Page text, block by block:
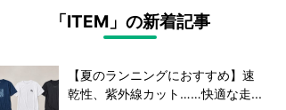
「ITEM」の新着記事
【夏のランニングにおすすめ】速
乾性、紫外線カット……快適な走...